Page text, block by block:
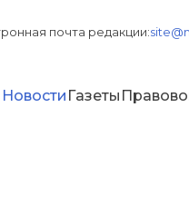
почта редакции:
Новости Газеты